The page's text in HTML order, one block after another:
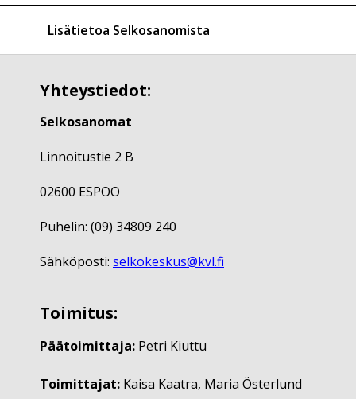
Lisätietoa Selkosanomista
Yhteystiedot:
Selkosanomat
Linnoitustie 2 B
02600 ESPOO
Puhelin: (09) 34809 240
Sähköposti: selkokeskus@kvl.fi
Toimitus:
Päätoimittaja: Petri Kiuttu
Toimittajat: Kaisa Kaatra, Maria Österlund